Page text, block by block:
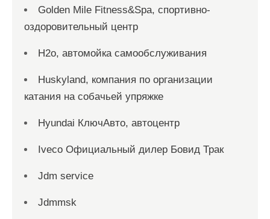
Golden Mile Fitness&Spa, спортивно-
оздоровительный центр
H2o, автомойка самообслуживания
Huskyland, компания по организации
катания на собачьей упряжке
Hyundai КлючАвто, автоцентр
Iveco Официальный дилер Бовид Трак
Jdm service
Jdmmsk